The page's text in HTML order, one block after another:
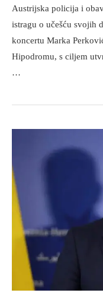
Austrijska policija i
istragu o učešću svojih
koncertu Marka
Hipodromu, s ciljem
…